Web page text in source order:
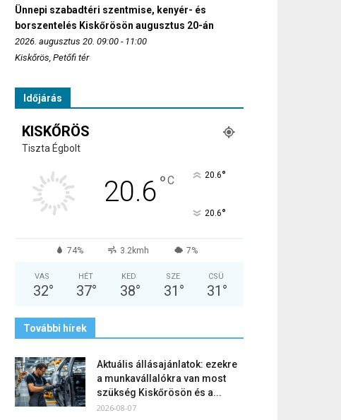
Ünnepi szabadtéri szentmise, kenyér- és
borszentelés Kiskőrösön augusztus 20-án
2026. augusztus 20. 09:00 - 11:00
Kiskőrös, Petőfi tér
Időjárás
KISKŐRÖS
Tiszta Égbolt
20.6°C 20.6°
20.6°
74% 3.2kmh 7%
VAS
32°
HÉT
37°
KED
38°
SZE
31 °
CSÜ
31 °
További hírek
Aktuális állásajánlatok: ezekre
a munkavállalókra van most
szükség Kiskőrösön és a...
2026-08-07